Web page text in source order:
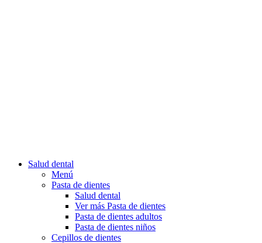
Salud dental
Menú
Pasta de dientes
Salud dental
Ver más Pasta de dientes
Pasta de dientes adultos
Pasta de dientes niños
Cepillos de dientes